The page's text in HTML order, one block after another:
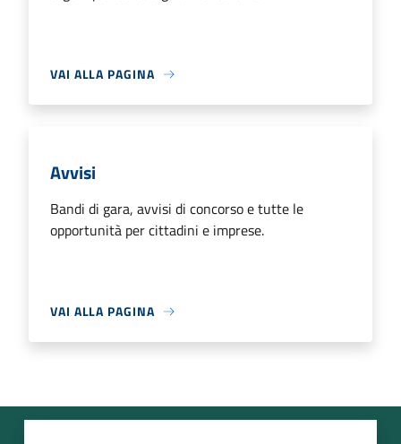
VAI ALLA PAGINA
Avvisi
Bandi di gara, avvisi di concorso e tutte le
opportunità per cittadini e imprese.
VAI ALLA PAGINA